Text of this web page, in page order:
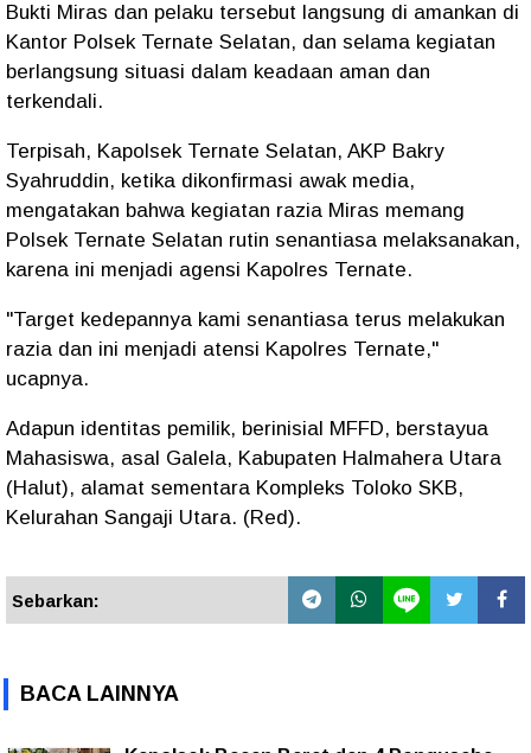
Bukti Miras dan pelaku tersebut langsung di amankan di
Kantor Polsek Ternate Selatan, dan selama kegiatan
berlangsung situasi dalam keadaan aman dan
terkendali.
Terpisah, Kapolsek Ternate Selatan, AKP Bakry
Syahruddin, ketika dikonfirmasi awak media,
mengatakan bahwa kegiatan razia Miras memang
Polsek Ternate Selatan rutin senantiasa melaksanakan,
karena ini menjadi agensi Kapolres Ternate.
"Target kedepannya kami senantiasa terus melakukan
razia dan ini menjadi atensi Kapolres Ternate,"
ucapnya.
Adapun identitas pemilik, berinisial MFFD, berstayua
Mahasiswa, asal Galela, Kabupaten Halmahera Utara
(Halut), alamat sementara Kompleks Toloko SKB,
Kelurahan Sangaji Utara. (Red).
Sebarkan:
BACA LAINNYA